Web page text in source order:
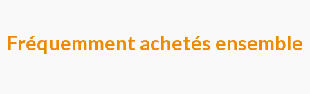
Fréquemment achetés ensemble